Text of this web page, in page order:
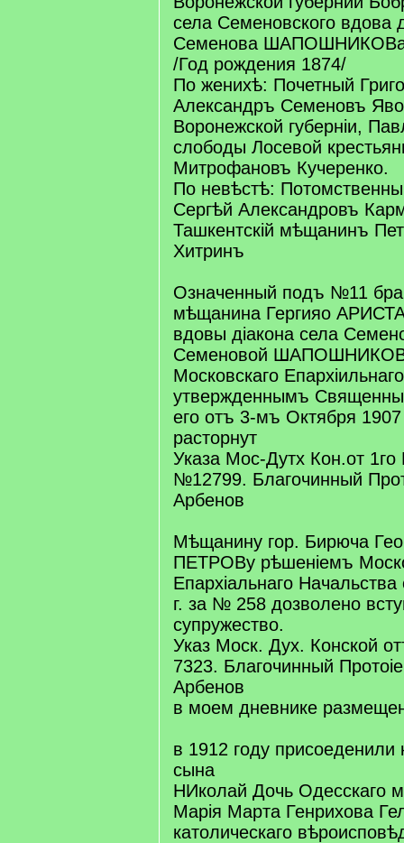
села Семеновского вдова
Семенова ШАПОШНИКОВа
/Год рождения 1874/
По женихѣ: Почетный
Александръ Семеновъ
Воронежской губерніи,
слободы Лосевой
Митрофановъ Кучеренко.
По невѣстѣ:
Сергѣй Александровъ
Ташкентскій мѣщанинъ
Хитринъ
Означенный подъ №11
мѣщанина Гергияо
вдовы діакона села
Семеновой
Московскаго
утвержденнымъ
его отъ 3-мъ Октября
расторнут
Указа Мос-Дутх Кон.от 1го
№12799. Благочинный
Арбенов
Мѣщанину гор. Бирюча
ПЕТРОВу рѣшеніемъ
Епархіальнаго
г. за № 258 дозволено
супружество.
Указ Моск. Дух. Конской
7323. Благочинный
Арбенов
в моем дневнике
в 1912 году присоеденили
сына
НИколай Дочь Одесскаго
Марія Марта Генрихова
католическаго